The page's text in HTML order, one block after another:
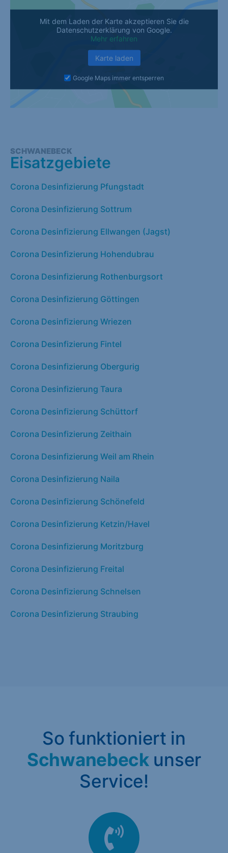
Mit dem Laden der Karte akzeptieren Sie die
Datenschutzerklärung von Google.
Mehr erfahren
Karte laden
Google Maps immer entsperren
SCHWANEBECK
Eisatzgebiete
Corona Desinfizierung Pfungstadt
Corona Desinfizierung Sottrum
Corona Desinfizierung Ellwangen (Jagst)
Corona Desinfizierung Hohendubrau
Corona Desinfizierung Rothenburgsort
Corona Desinfizierung Göttingen
Corona Desinfizierung Wriezen
Corona Desinfizierung Fintel
Corona Desinfizierung Obergurig
Corona Desinfizierung Taura
Corona Desinfizierung Schüttorf
Corona Desinfizierung Zeithain
Corona Desinfizierung Weil am Rhein
Corona Desinfizierung Naila
Corona Desinfizierung Schönefeld
Corona Desinfizierung Ketzin/Havel
Corona Desinfizierung Moritzburg
Corona Desinfizierung Freital
Corona Desinfizierung Schnelsen
Corona Desinfizierung Straubing
So funktioniert in
Schwanebeckunser
Service!